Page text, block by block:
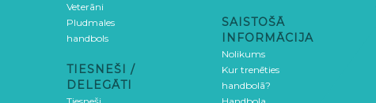
Veterāni
Pludmales
handbols
TIESNEŠI /
DELEGĀTI
SAISTOŠĀ
INFORMĀCIJA
Nolikums
Kur trenēties
handbolā?